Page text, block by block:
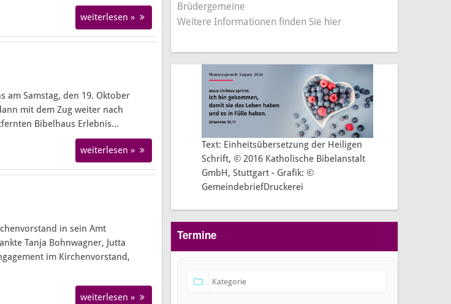
weiterlesen »
am Samstag, den 19. Oktober
mit dem Zug weiter nach
Bibelhaus Erlebnis...
weiterlesen »
in sein Amt
Tanja Bohnwagner, Jutta
im Kirchenvorstand,
weiterlesen »
Brüdergemeine
Weitere Informationen finden Sie hier
Text: Einheitsübersetzung der Heiligen
Schrift, © 2016 Katholische Bibelanstalt
GmbH, Stuttgart - Grafik: ©
GemeindebriefDruckerei
Termine